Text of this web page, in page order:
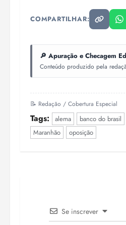
COMPARTILHAR:
🔎 Apuração e Checagem
Conteúdo produzido pela
📝 Redação / Cobertura Especial
Tags: alema banco do brasil
Maranhão
oposição
Se inscrever